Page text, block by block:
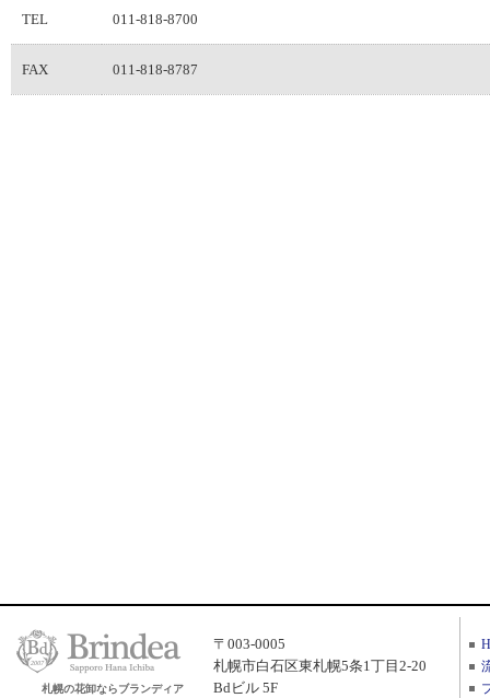
TEL 011-818-8700
FAX 011-818-8787
札幌の花卸ならブランディア
〒003-0005
札幌市白石区東札幌5条1丁目2-20
Bdビル 5F